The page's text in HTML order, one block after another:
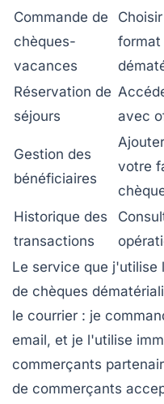
Commande de
chèques-
vacances
format
Réservation de
séjours
avec
Gestion des
bénéficiaires
votre
Historique des
transactions
Le service que j'utilise
de chèques
le courrier : je
email, et je l'utilise
commerçants
de commerçants